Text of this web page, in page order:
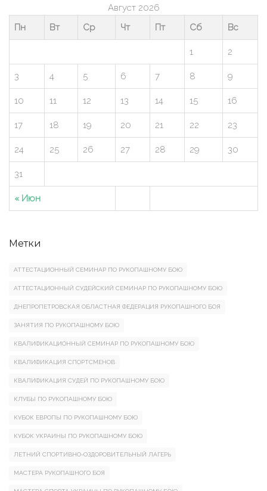
Август 2026
Пн
Вт Ср Чт Пт Сб Вс
« Июн
1 2
3 4 5 6 7 8 9
10 11 12 13 14 15 16
17 18 19 20 21 22 23
24 25 26 27 28 29 30
31
Метки
АТТЕСТАЦИОННЫЙ СЕМИНАР ПО РУКОПАШНОМУ БОЮ
АТТЕСТАЦИОННЫЙ СУДЕЙСКИЙ СЕМИНАР ПО РУКОПАШНОМУ БОЮ
ДНЕПРОПЕТРОВСКАЯ ОБЛАСТНАЯ ФЕДЕРАЦИЯ РУКОПАШНОГО БОЯ
ЗАНЯТИЯ ПО РУКОПАШНОМУ БОЮ
КВАЛИФИКАЦИОННЫЙ СЕМИНАР ПО РУКОПАШНОМУ БОЮ
КВАЛИФИКАЦИЯ СПОРТСМЕНОВ
КВАЛИФИКАЦИЯ СУДЕЙ ПО РУКОПАШНОМУ БОЮ
КЛУБЫ ПО РУКОПАШНОМУ БОЮ
КУБОК ЕВРОПЫ ПО РУКОПАШНОМУ БОЮ
КУБОК УКРАИНЫ ПО РУКОПАШНОМУ БОЮ
ЛЕТНИЙ СПОРТИВНО-ОЗДОРОВИТЕЛЬНЫЙ ЛАГЕРЬ
МАСТЕРА РУКОПАШНОГО БОЯ